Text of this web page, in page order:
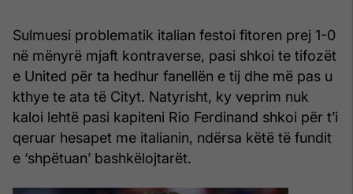
Sulmuesi problematik italian festoi fitoren prej 1-0
në mënyrë mjaft kontraverse, pasi shkoi te tifozët
e United për ta hedhur fanellën e tij dhe më pas u
kthye te ata të Cityt. Natyrisht, ky veprim nuk
kaloi lehtë pasi kapiteni Rio Ferdinand shkoi për t’i
qeruar hesapet me italianin, ndërsa këtë të fundit
e ‘shpëtuan’ bashkëlojtarët.